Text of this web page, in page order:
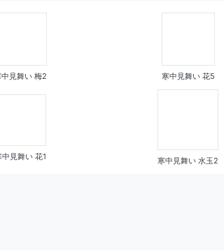
見舞い 梅2 寒中見舞い 花5
中見舞い 花1 寒中見舞い 水玉2